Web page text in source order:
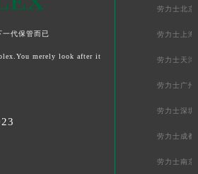
一代保管而已
merely look after it
劳力士北京
劳力士上海
劳力士天津
劳力士广州
劳力士深圳
劳力士成都
劳力士南京